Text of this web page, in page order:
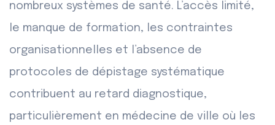
nombreux systèmes de santé. L’accès limité,
le manque de formation, les contraintes
organisationnelles et l’absence de
protocoles de dépistage systématique
contribuent au retard diagnostique,
particulièrement en médecine de ville où les